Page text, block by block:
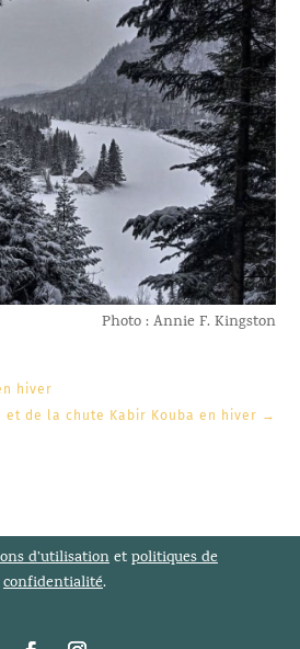
Photo : Annie F. Kingston
hiver
de la chute Kabir Kouba en hiver →
d’utilisationetpolitiques de
confidentialité.